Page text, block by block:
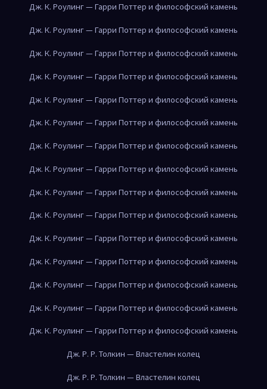
Дж. К. Роулинг — Гарри Поттер и философский камень
Дж. К. Роулинг — Гарри Поттер и философский камень
Дж. К. Роулинг — Гарри Поттер и философский камень
Дж. К. Роулинг — Гарри Поттер и философский камень
Дж. К. Роулинг — Гарри Поттер и философский камень
Дж. К. Роулинг — Гарри Поттер и философский камень
Дж. К. Роулинг — Гарри Поттер и философский камень
Дж. К. Роулинг — Гарри Поттер и философский камень
Дж. К. Роулинг — Гарри Поттер и философский камень
Дж. К. Роулинг — Гарри Поттер и философский камень
Дж. К. Роулинг — Гарри Поттер и философский камень
Дж. К. Роулинг — Гарри Поттер и философский камень
Дж. К. Роулинг — Гарри Поттер и философский камень
Дж. К. Роулинг — Гарри Поттер и философский камень
Дж. К. Роулинг — Гарри Поттер и философский камень
Дж. Р. Р. Толкин — Властелин колец
Дж. Р. Р. Толкин — Властелин колец